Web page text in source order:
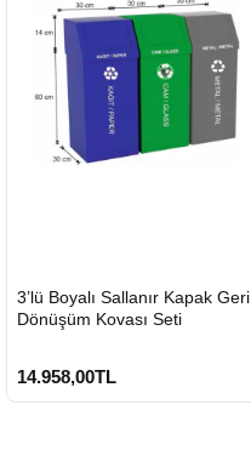
GÖNDERİ
3’lü Boyalı Sallanır Kapak Geri
Dönüşüm Kovası Seti
14.958,00TL